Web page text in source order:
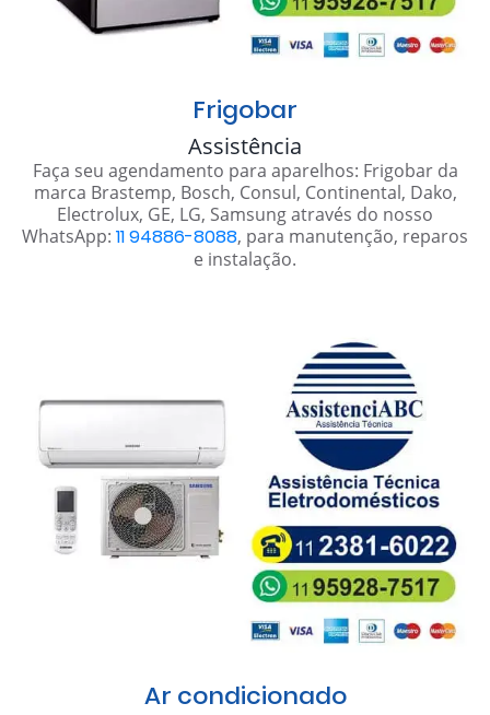
Frigobar
Assistência
Faça seu agendamento para aparelhos: Frigobar da
marca Brastemp, Bosch, Consul, Continental, Dako,
Electrolux, GE, LG, Samsung através do nosso
WhatsApp: 11 94886-8088, para manutenção, reparos
e instalação.
Ar condicionado